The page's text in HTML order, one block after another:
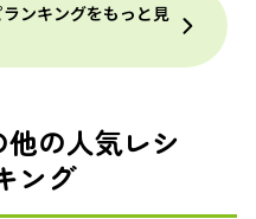
ンキングをもっと見
の人気レシ
ング